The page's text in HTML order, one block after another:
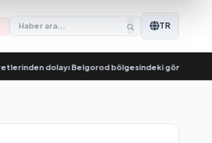
TR
dolayı Belgorod bölgesindeki gönüllülere